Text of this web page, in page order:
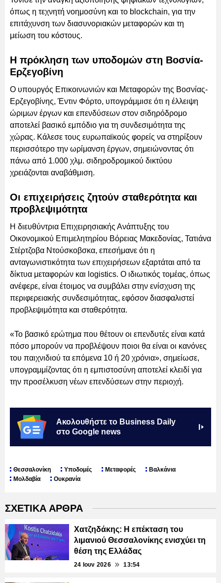
όπως η τεχνητή νοημοσύνη και το blockchain, για την
επιτάχυνση των διασυνοριακών μεταφορών και τη
μείωση του κόστους.
Η πρόκληση των υποδομών στη Βοσνία-
Ερζεγοβίνη
Ο υπουργός Επικοινωνιών και Μεταφορών της Βοσνίας-
Ερζεγοβίνης, Έντιν Φόρτο, υπογράμμισε ότι η έλλειψη
ώριμων έργων και επενδύσεων στον σιδηρόδρομο
αποτελεί βασικό εμπόδιο για τη συνδεσιμότητα της
χώρας. Κάλεσε τους ευρωπαϊκούς φορείς να στηρίξουν
περισσότερο την ωρίμανση έργων, σημειώνοντας ότι
πάνω από 1.000 χλμ. σιδηροδρομικού δικτύου
χρειάζονται αναβάθμιση.
Οι επιχειρήσεις ζητούν σταθερότητα και
προβλεψιμότητα
Η διευθύντρια Επιχειρησιακής Ανάπτυξης του
Οικονομικού Επιμελητηρίου Βόρειας Μακεδονίας, Τατιάνα
Στέρτζοβα Ντούσκοβσκα, επεσήμανε ότι η
ανταγωνιστικότητα των επιχειρήσεων εξαρτάται από τα
δίκτυα μεταφορών και logistics. Ο ιδιωτικός τομέας, όπως
ανέφερε, είναι έτοιμος να συμβάλει στην ενίσχυση της
περιφερειακής συνδεσιμότητας, εφόσον διασφαλιστεί
προβλεψιμότητα και σταθερότητα.
«Το βασικό ερώτημα που θέτουν οι επενδυτές είναι κατά
πόσο μπορούν να προβλέψουν ποιοι θα είναι οι κανόνες
του παιχνιδιού τα επόμενα 10 ή 20 χρόνια», σημείωσε,
υπογραμμίζοντας ότι η εμπιστοσύνη αποτελεί κλειδί για
την προσέλκυση νέων επενδύσεων στην περιοχή.
Ακολουθήστε το Business Daily
στο Google news
Θεσσαλονίκη Υποδομές Μεταφορές
Βαλκάνια
Μολδαβία
Ουκρανία
ΣΧΕΤΙΚΑ ΑΡΘΡΑ
Χατζηδάκης: Η επέκταση του
λιμανιού Θεσσαλονίκης ενισχύει τη
θέση της Ελλάδας
24 Ιουν 2026 13:54